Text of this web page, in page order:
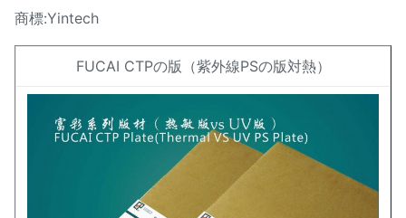
商標:Yintech
FUCAI CTPの版（紫外線PSの版対熱）